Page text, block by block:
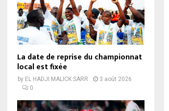
La date de reprise du championnat
local est fixée
by EL HADJI MALICK SARR
3 août 2026
0